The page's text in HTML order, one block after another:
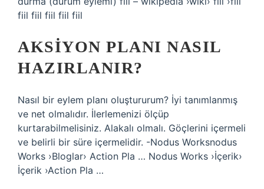
fiil fiil fiil fiil fiil
AKSIYON PLANI NASIL
HAZIRLANIR?
Nasıl bir eylem planı oluştururum? İyi tanımlanmış
ve net olmalıdır. İlerlemenizi ölçüp
kurtarabilmelisiniz. Alakalı olmalı. Göçlerini içermeli
ve belirli bir süre içermelidir. -Nodus Worksnodus
Works ›Bloglar› Action Pla … Nodus Works ›İçerik›
İçerik ›Action Pla …